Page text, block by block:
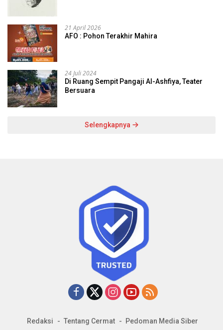
21 April 2026
AFO : Pohon Terakhir Mahira
24 Juli 2024
Di Ruang Sempit Pangaji Al-Ashfiya, Teater
Bersuara
Selengkapnya
Redaksi Tentang Cermat Pedoman Media Siber